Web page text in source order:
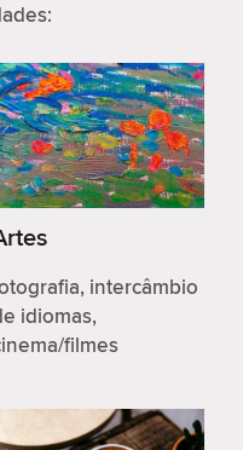
intercâmbio
idiomas,
filmes